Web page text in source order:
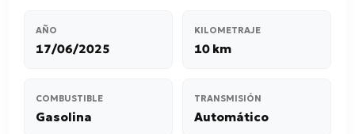
AÑO
17/06/2025
KILOMETRAJE
10 km
COMBUSTIBLE
Gasolina
TRANSMISIÓN
Automático